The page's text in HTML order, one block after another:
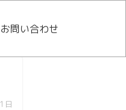
お問い合わせ
日